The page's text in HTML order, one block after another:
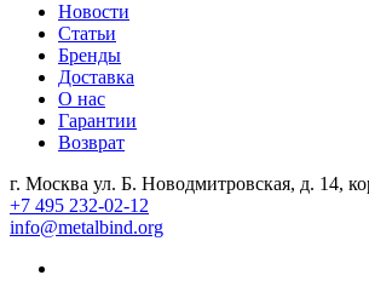
Новости
Статьи
Бренды
Доставка
О нас
Гарантии
Возврат
г. Москва ул. Б. Новодмитровская, д. 14,
+7 495 232-02-12
info@metalbind.org